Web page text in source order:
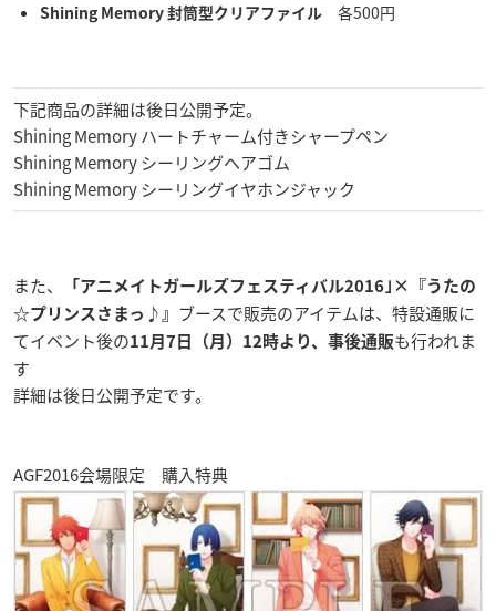
Shining Memory 封筒型クリアファイル 各500円
下記商品の詳細は後日公開予定。
Shining Memory ハートチャーム付きシャープペン
Shining Memory シーリングヘアゴム
Shining Memory シーリングイヤホンジャック
また、 「 アニメイトガールズフェスティバル2016｣×『うたの
☆プリンスさまっ♪』
ブースで販売のアイテムは、特設通販に
てイベント後の11月7日（月）12時より、事後通販も行われま
す
詳細は後日公開予定です。
AGF2016会場限定 購入特典